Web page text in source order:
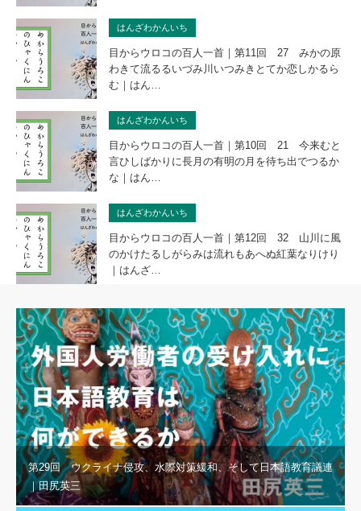
はんざわかんいち
目からウロコの百人一首｜第11回 27 みかの原
わきて流るるいづみ川いつみきとてか恋しかるら
む｜はん…
はんざわかんいち
目からウロコの百人一首｜第10回 21 今来むと
言ひしばかりに長月の有明の月を待ち出でつるか
な｜はん…
はんざわかんいち
目からウロコの百人一首｜第12回 32 山川に風
のかけたるしがらみは流れもあへぬ紅葉なりけり
｜はんざ…
第29回 ウクライナ侵攻、水際対策緩和、そして日本語教育議連
｜田尻英三